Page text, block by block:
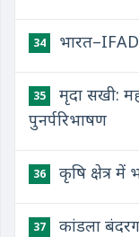
34
35
मृदा सखी:
पुनर्परिभाषण
36 कृषि क्षेत्र में
37
कांडला